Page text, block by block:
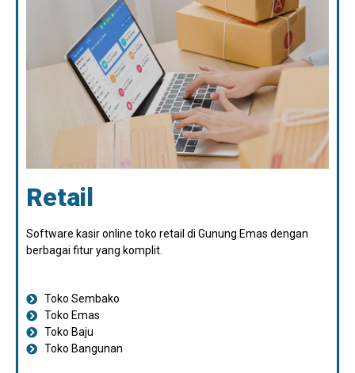
Retail
Software kasir online toko retail di Gunung Emas dengan
berbagai fitur yang komplit.
Toko Sembako
Toko Emas
Toko Baju
Toko Bangunan